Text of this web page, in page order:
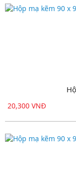
20,300 VNĐ
18,150 VNĐ